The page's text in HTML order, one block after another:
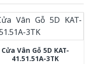
Cửa Vân Gỗ 5D KAT-
41.51.51A-3TK